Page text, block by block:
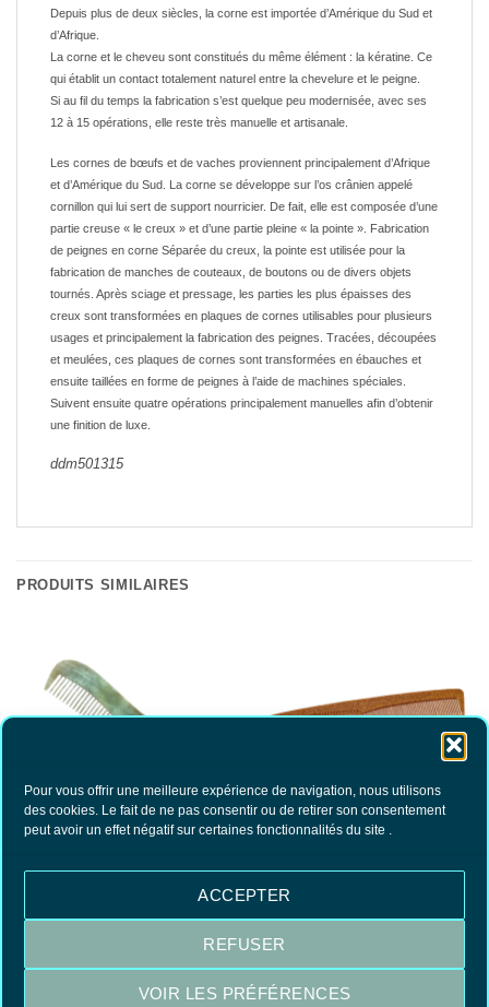
Pour vous offrir une meilleure expérience de navigation, nous utilisons
des cookies. Le fait de ne pas consentir ou de retirer son consentement
peut avoir un effet négatif sur certaines fonctionnalités du site .
ACCEPTER
REFUSER
VOIR LES PRÉFÉRENCES
Depuis plus de deux siècles, la corne est importée d’Amérique du Sud et
d’Afrique.
La corne et le cheveu sont constitués du même élément : la kératine. Ce
qui établit un contact totalement naturel entre la chevelure et le peigne.
Si au fil du temps la fabrication s’est quelque peu modernisée, avec ses
12 à 15 opérations, elle reste très manuelle et artisanale.
Les cornes de bœufs et de vaches proviennent principalement d’Afrique
et d’Amérique du Sud. La corne se développe sur l’os crânien appelé
cornillon qui lui sert de support nourricier. De fait, elle est composée d’une
partie creuse « le creux » et d’une partie pleine « la pointe ». Fabrication
de peignes en corne Séparée du creux, la pointe est utilisée pour la
fabrication de manches de couteaux, de boutons ou de divers objets
tournés. Après sciage et pressage, les parties les plus épaisses des
creux sont transformées en plaques de cornes utilisables pour plusieurs
usages et principalement la fabrication des peignes. Tracées, découpées
et meulées, ces plaques de cornes sont transformées en ébauches et
ensuite taillées en forme de peignes à l’aide de machines spéciales.
Suivent ensuite quatre opérations principalement manuelles afin d’obtenir
une finition de luxe.
ddm501315
PRODUITS SIMILAIRES
Peigne à moustache en corne
Peigne en bois liquide
Visa MasterCardPayPal